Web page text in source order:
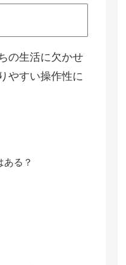
の生活に欠かせ
やすい操作性に
る？